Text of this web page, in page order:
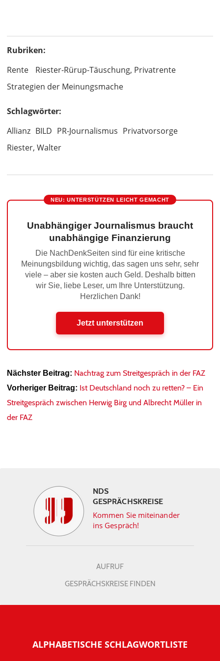
Rubriken:
Rente
Riester-Rürup-Täuschung, Privatrente
Strategien der Meinungsmache
Schlagwörter:
Allianz BILD PR-Journalismus Privatvorsorge
Riester, Walter
NEU: UNTERSTÜTZEN LEICHT GEMACHT
Unabhängiger Journalismus braucht
unabhängige Finanzierung
Die NachDenkSeiten sind für eine kritische
Meinungsbildung wichtig, das sagen uns sehr, sehr
viele – aber sie kosten auch Geld. Deshalb bitten
wir Sie, liebe Leser, um Ihre Unterstützung.
Herzlichen Dank!
Jetzt unterstützen
Nächster Beitrag: Nachtrag zum Streitgespräch in der FAZ
Vorheriger Beitrag: Ist Deutschland noch zu retten? – Ein
Streitgespräch zwischen Herwig Birg und Albrecht Müller in
der FAZ
NDS
GESPRÄCHSKREISE
Kommen Sie miteinander
ins Gespräch!
AUFRUF
GESPRÄCHSKREISE FINDEN
ALPHABETISCHE SCHLAGWORTLISTE